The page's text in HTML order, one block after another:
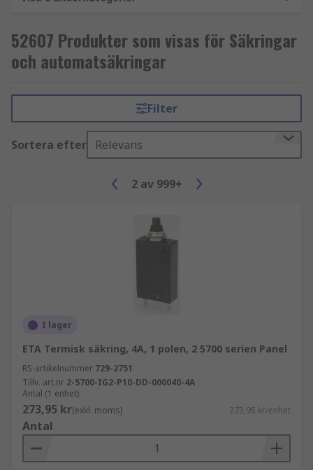
användas igen.
52607 Produkter som visas för Säkringar
och automatsäkringar
Filter
Sortera efter Relevans
2 av 999+
I lager
ETA Termisk säkring, 4A, 1 polen, 2 5700 serien Panel
RS-artikelnummer 729-2751
Tillv. art.nr 2-5700-IG2-P10-DD-000040-4A
Antal (1 enhet)
273,95 kr(exkl. moms) 273,95 kr/enhet
Antal